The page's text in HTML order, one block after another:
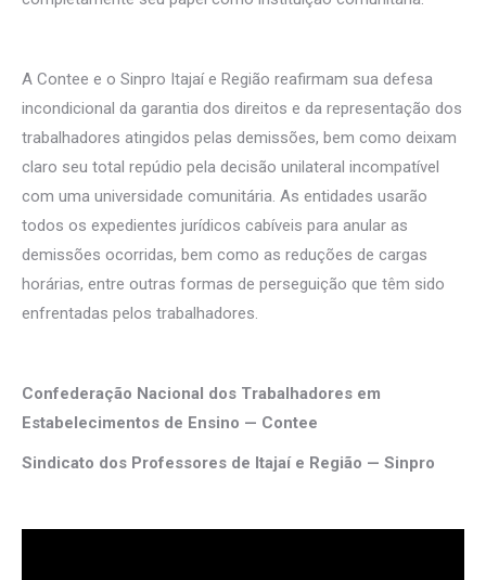
A Contee e o Sinpro Itajaí e Região reafirmam sua defesa
incondicional da garantia dos direitos e da representação dos
trabalhadores atingidos pelas demissões, bem como deixam
claro seu total repúdio pela decisão unilateral incompatível
com uma universidade comunitária. As entidades usarão
todos os expedientes jurídicos cabíveis para anular as
demissões ocorridas, bem como as reduções de cargas
horárias, entre outras formas de perseguição que têm sido
enfrentadas pelos trabalhadores.
Confederação Nacional dos Trabalhadores em
Estabelecimentos de Ensino — Contee
Sindicato dos Professores de Itajaí e Região — Sinpro